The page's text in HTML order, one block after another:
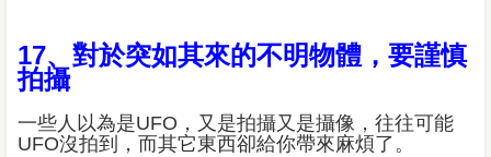
17、對於突如其來的不明物體，要謹慎
拍攝
一些人以為是UFO，又是拍攝又是攝像，往往可能
UFO沒拍到，而其它東西卻給你帶來麻煩了。